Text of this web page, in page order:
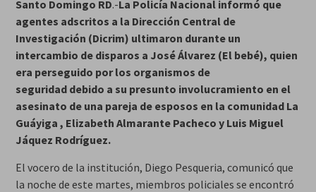
Santo Domingo RD.-La Policía Nacional informó que
agentes adscritos a la Dirección Central de
Investigación (Dicrim) ultimaron durante un
intercambio de disparos a José Álvarez (El bebé), quien
era perseguido por los organismos de
seguridad debido a su presunto involucramiento en el
asesinato de una pareja de esposos en la comunidad La
Guáyiga , Elizabeth Almarante Pacheco y Luis Miguel
Jáquez Rodríguez.
El vocero de la institución, Diego Pesqueria, comunicó que
la noche de este martes, miembros policiales se encontró